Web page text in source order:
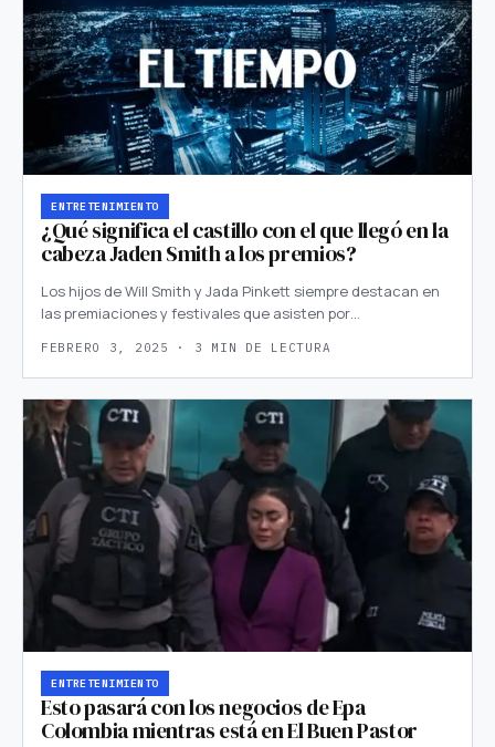
ENTRETENIMIENTO
¿Qué significa el castillo con el que llegó en la
cabeza Jaden Smith a los premios?
Los hijos de Will Smith y Jada Pinkett siempre destacan en
las premiaciones y festivales que asisten por…
FEBRERO 3, 2025 · 3 MIN DE LECTURA
ENTRETENIMIENTO
Esto pasará con los negocios de Epa
Colombia mientras está en El Buen Pastor